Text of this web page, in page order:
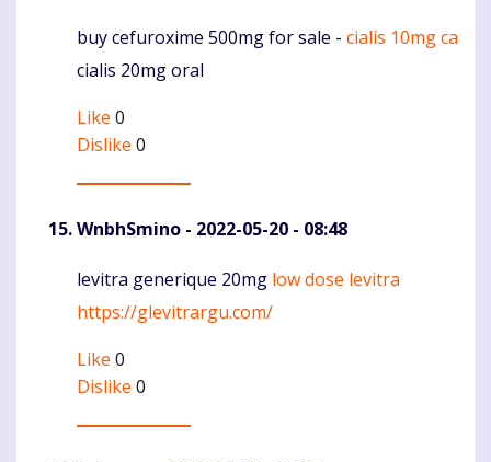
Komentaras
buy cefuroxime 500mg for sale - cialis 10mg ca
cialis 20mg oral
Like 0
Dislike 0
WnbhSmino - 2022-05-20 - 08:48
Komentaras
levitra generique 20mg low dose levitra
https://glevitrargu.com/
Like 0
Dislike 0